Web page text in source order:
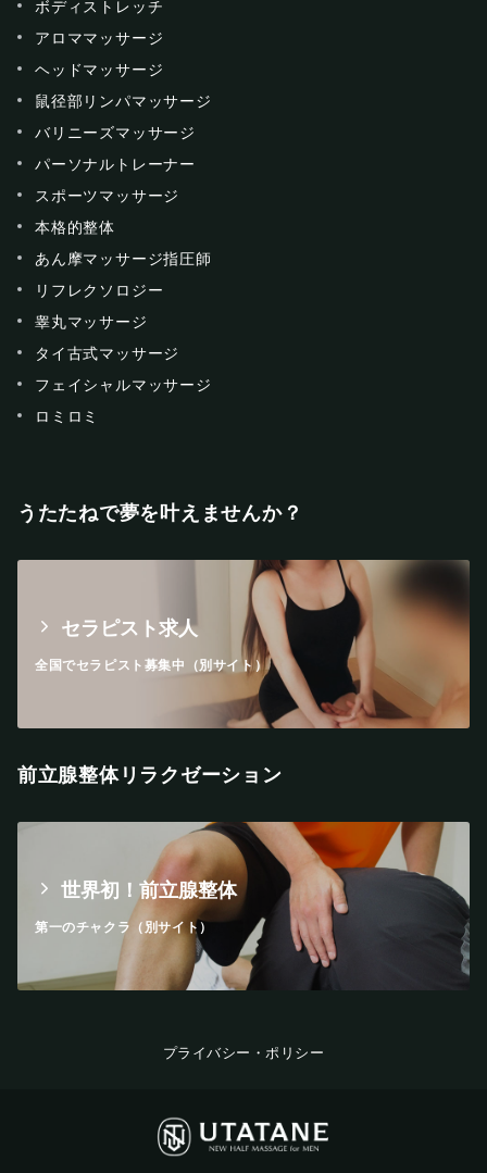
ボディストレッチ
アロママッサージ
ヘッドマッサージ
鼠径部リンパマッサージ
バリニーズマッサージ
パーソナルトレーナー
スポーツマッサージ
本格的整体
あん摩マッサージ指圧師
リフレクソロジー
睾丸マッサージ
タイ古式マッサージ
フェイシャルマッサージ
ロミロミ
うたたねで夢を叶えませんか？
セラピスト求人
全国でセラピスト募集中（別サイト）
前立腺整体リラクゼーション
世界初！前立腺整体
第一のチャクラ（別サイト）
プライバシー・ポリシー